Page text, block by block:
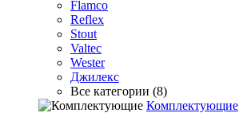
Flamco
Reflex
Stout
Valtec
Wester
Джилекс
Все категории (8)
Комплектующие